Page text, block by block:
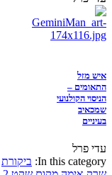
איש מזל
התאומים –
הניסוי הקולנועי
שמכאיב
בעיניים
עדי פרל
In this category: ביקורת